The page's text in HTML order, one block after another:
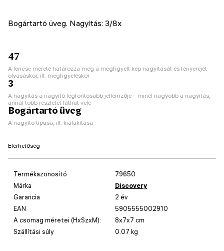
Bogártartó üveg. Nagyítás: 3/8x
47
A lencse mérete határozza meg a megfigyelt kép nagyítását és fényerejét
olvasáskor, ill. megfigyeléskor
3
A nagyítás a nagyító legfontosabb jellemzője – minél nagyobb a nagyítás,
annál több részletet láthat vele
Bogártartó üveg
A nagyító típusa, ill. kialakítása
Elérhetőség
Termékazonosító
79650
Márka
Discovery
Garancia
2 év
EAN
5905555002910
A csomag méretei (HxSzxM):
8x7x7 cm
Szállítási súly
0.07 kg